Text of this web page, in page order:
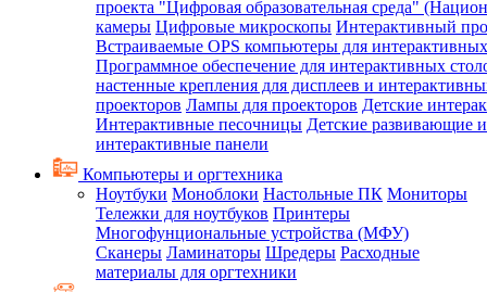
проекта "Цифровая образовательная среда"
камеры Цифровые микроскопы Интерактивный
Встраиваемые OPS компьютеры для
Программное обеспечение для интерактивных
настенные крепления для дисплеев и
проекторов Лампы для проекторов Детские
Интерактивные песочницы Детские развивающие
интерактивные панели
Компьютеры и оргтехника
Ноутбуки Моноблоки Настольные ПК Мониторы
Тележки для ноутбуков Принтеры
Многофунциональные устройства (МФУ)
Сканеры Ламинаторы Шредеры Расходные
материалы для оргтехники